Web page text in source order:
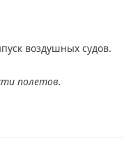
воздушных судов.
полетов.